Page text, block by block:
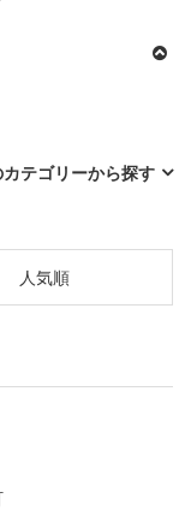
テゴリーから探す
人気順